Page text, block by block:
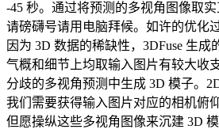
-45 秒。通过将预测的多视角图像取
请磅礴号请用电脑拜候。如许的优化
因为 3D 数据的稀缺性，3DFuse 生
气概和细节上均取输入图片有较大收
分歧的多视角预测中生成 3D 模子。
我们需要获得输入图片对应的相机俯
但愿操纵这些多视角图像来沉建 3D